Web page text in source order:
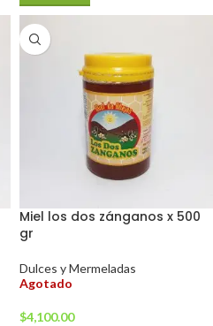
Miel los dos zánganos x 500
gr
Dulces y Mermeladas
Agotado
$4,100.00